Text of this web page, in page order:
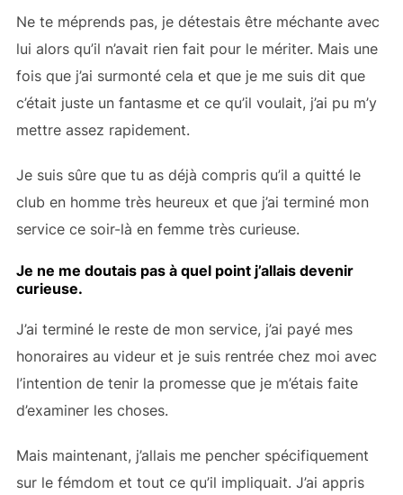
Ne te méprends pas, je détestais être méchante avec
lui alors qu’il n’avait rien fait pour le mériter. Mais une
fois que j’ai surmonté cela et que je me suis dit que
c’était juste un fantasme et ce qu’il voulait, j’ai pu m’y
mettre assez rapidement.
Je suis sûre que tu as déjà compris qu’il a quitté le
club en homme très heureux et que j’ai terminé mon
service ce soir-là en femme très curieuse.
Je ne me doutais pas à quel point j’allais devenir
curieuse.
J’ai terminé le reste de mon service, j’ai payé mes
honoraires au videur et je suis rentrée chez moi avec
l’intention de tenir la promesse que je m’étais faite
d’examiner les choses.
Mais maintenant, j’allais me pencher spécifiquement
sur le fémdom et tout ce qu’il impliquait. J’ai appris